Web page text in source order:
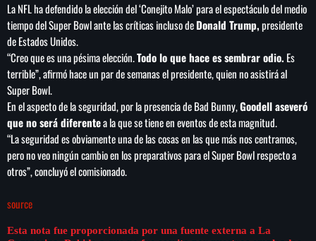
La NFL ha defendido la elección del ‘Conejito Malo’ para el espectáculo del medio
tiempo del Super Bowl ante las críticas incluso deDonald Trump,presidente
de Estados Unidos.
“Creo que es una pésima elección.Todo lo que hace es sembrar odio. Es
terrible”, afirmó hace un par de semanas el presidente, quien no asistirá al
Super Bowl.
En el aspecto de la seguridad, por la presencia de Bad Bunny,Goodell aseveró
que no será diferentea la que se tiene en eventos de esta magnitud.
“La seguridad es obviamente una de las cosas en las que más nos centramos,
pero no veo ningún cambio en los preparativos para el Super Bowl respecto a
otros”, concluyó el comisionado.
source
Esta nota fue proporcionada por una fuente externa a La